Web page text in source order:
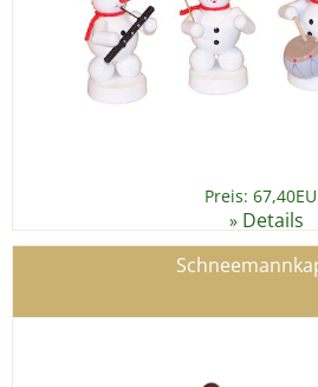
Preis:
» Details